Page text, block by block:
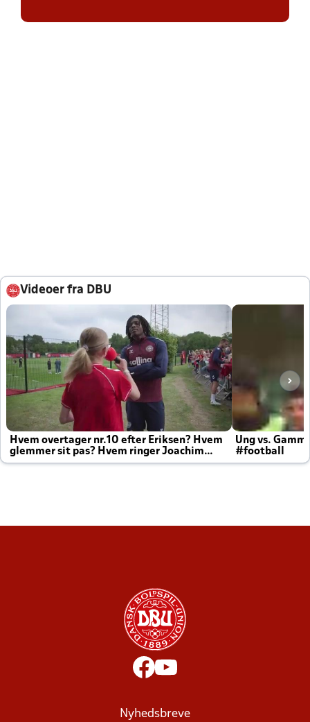
Videoer fra DBU
Hvem overtager nr.10 efter Eriksen? Hvem
glemmer sit pas? Hvem ringer Joachim
altid til efter kampe?
Ung vs.
#football
Nyhedsbreve